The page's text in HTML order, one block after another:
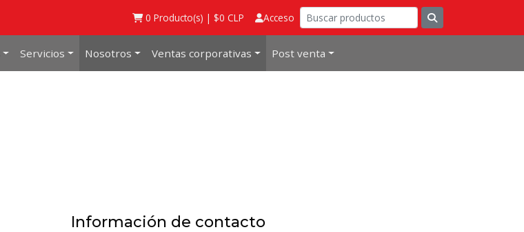
0 Producto(s) | $0 CLP Acceso
Servicios Nosotros Ventas corporativas Post venta
Información de contacto